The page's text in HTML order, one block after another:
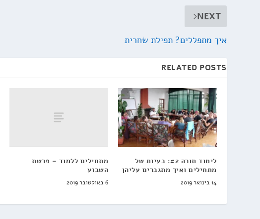
NEXT
איך מתפללים? תפילת שחרית
RELATED POSTS
לימוד תורה #2: בעיות של
מתחילים ואיך מתגברים עליהן
14 בינואר 2019
מתחילים ללמוד – פרשת
השבוע
6 באוקטובר 2019